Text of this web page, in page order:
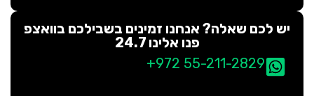
יש לכם שאלה? אנחנו זמינים בשבילכם בוואצפ
פנו אלינו 24.7
+972 55-211-2829